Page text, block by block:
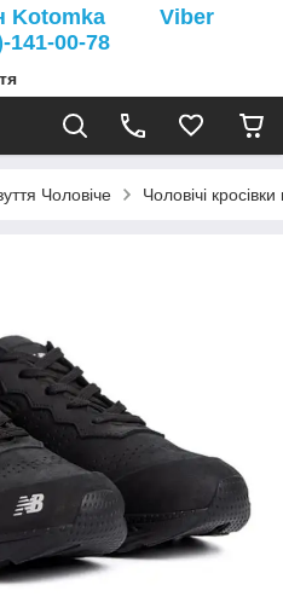
Kotomka Viber
141-00-78
Чоловіче Чоловічі